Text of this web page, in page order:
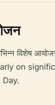
विशेष
on